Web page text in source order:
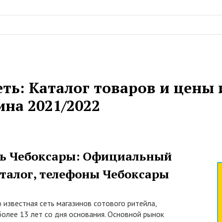
Каталог товаров и цены
2021/2022
Чебоксары: Официальный
телефоны Чебоксары
известная сеть магазинов сотового ритейла,
13 лет со дня основания. Основной рынок